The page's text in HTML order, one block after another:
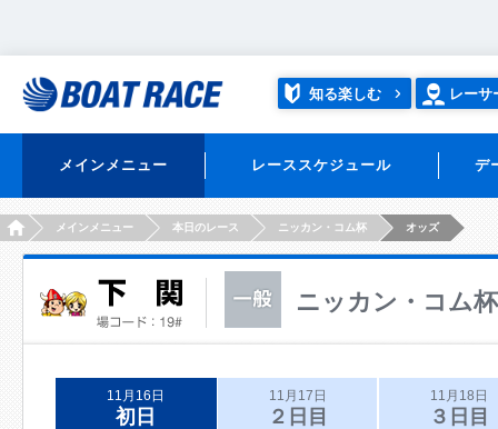
知る楽しむ レーサ
メインメニュー レーススケジュール デ
HOMEメインメニュー 本日のレース ニッカン・コム杯 オッズ
ニッカン・コム杯
11月16日
初日
11月17日
２日目
11月18日
３日目